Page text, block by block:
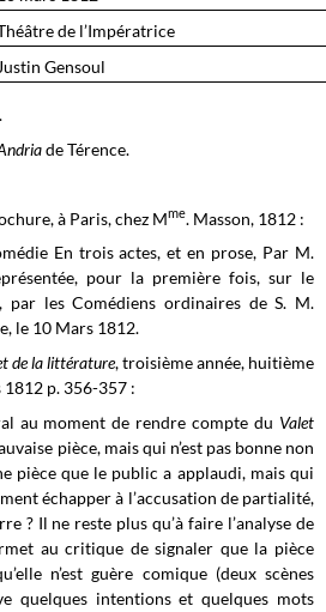
de l’Impératrice
Justin Gensoul
de Térence.
à Paris, chez Mme. Masson, 1812 :
En trois actes, et en prose, Par M.
pour la première fois, sur le
par les Comédiens ordinaires de S. M.
le 10 Mars 1812.
de la littérature, troisième année, huitième
1812 p. 356-357 :
au moment de rendre compte du Valet
pièce, mais qui n’est pas bonne non
pièce que le public a applaudi, mais qui
échapper à l’accusation de partialité,
? Il ne reste plus qu’à faire l’analyse de
au critique de signaler que la pièce
n’est guère comique (deux scènes
quelques intentions et quelques mots